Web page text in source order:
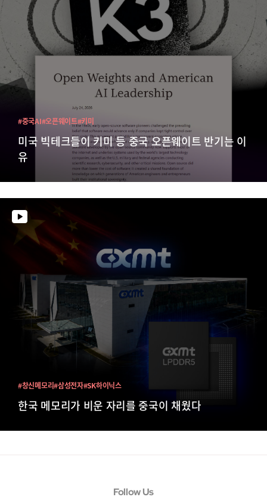
미국 빅테크들이 키미 등 중국 오픈웨이트 반기는 이
유
#중국AI#오픈웨이트#키미
한국 메모리가 비운 자리를 중국이 채웠다
#창신메모리#삼성전자#SK하이닉스
Follow Us